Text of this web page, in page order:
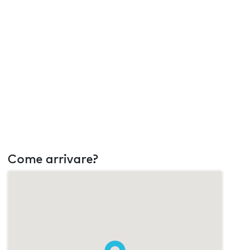
Come arrivare?